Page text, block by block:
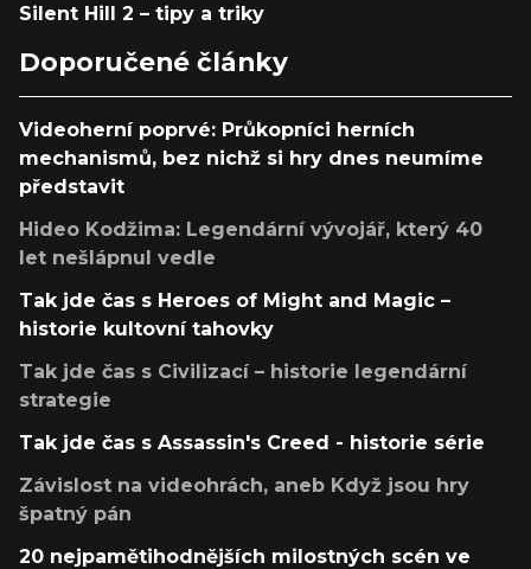
Silent Hill 2 – tipy a triky
Doporučené články
Videoherní poprvé: Průkopníci herních
mechanismů, bez nichž si hry dnes neumíme
představit
Hideo Kodžima: Legendární vývojář, který 40
let nešlápnul vedle
Tak jde čas s Heroes of Might and Magic –
historie kultovní tahovky
Tak jde čas s Civilizací – historie legendární
strategie
Tak jde čas s Assassin's Creed - historie série
Závislost na videohrách, aneb Když jsou hry
špatný pán
20 nejpamětihodnějších milostných scén ve